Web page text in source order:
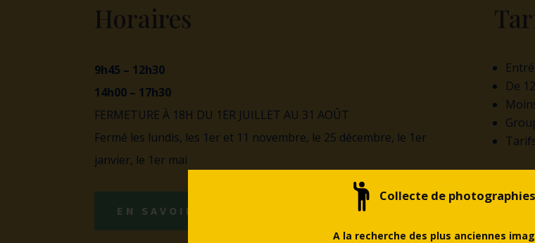
Collecte de
A la recherche des plus anciennes
Horaires
9h45 – 12h30
14h00 – 17h30
FERMETURE À 18H DU 1ER JUILLET AU 31 AOÛT
Fermé les lundis, les 1er et 11 novembre, le 25 décembre, le 1er
janvier, le 1er mai
EN SAVOIR +
De